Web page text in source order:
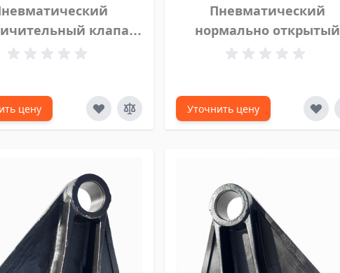
клапан
30 mm, 14700575
цену
Пневматический
нормально открытый
клапан Hyva, 4700506
Уточнить цену